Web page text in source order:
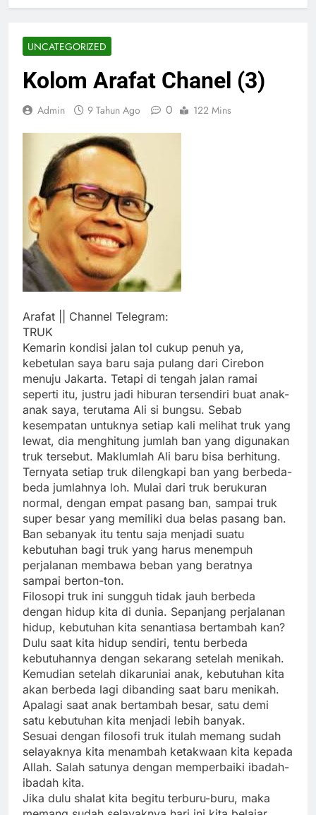
UNCATEGORIZED
Kolom Arafat Chanel (3)
Admin 9 Tahun Ago 0 122 Mins
Arafat || Channel Telegram:
TRUK
Kemarin kondisi jalan tol cukup penuh ya,
kebetulan saya baru saja pulang dari Cirebon
menuju Jakarta. Tetapi di tengah jalan ramai
seperti itu, justru jadi hiburan tersendiri buat anak-
anak saya, terutama Ali si bungsu. Sebab
kesempatan untuknya setiap kali melihat truk yang
lewat, dia menghitung jumlah ban yang digunakan
truk tersebut. Maklumlah Ali baru bisa berhitung.
Ternyata setiap truk dilengkapi ban yang berbeda-
beda jumlahnya loh. Mulai dari truk berukuran
normal, dengan empat pasang ban, sampai truk
super besar yang memiliki dua belas pasang ban.
Ban sebanyak itu tentu saja menjadi suatu
kebutuhan bagi truk yang harus menempuh
perjalanan membawa beban yang beratnya
sampai berton-ton.
Filosopi truk ini sungguh tidak jauh berbeda
dengan hidup kita di dunia. Sepanjang perjalanan
hidup, kebutuhan kita senantiasa bertambah kan?
Dulu saat kita hidup sendiri, tentu berbeda
kebutuhannya dengan sekarang setelah menikah.
Kemudian setelah dikaruniai anak, kebutuhan kita
akan berbeda lagi dibanding saat baru menikah.
Apalagi saat anak bertambah besar, satu demi
satu kebutuhan kita menjadi lebih banyak.
Sesuai dengan filosofi truk itulah memang sudah
selayaknya kita menambah ketakwaan kita kepada
Allah. Salah satunya dengan memperbaiki ibadah-
ibadah kita.
Jika dulu shalat kita begitu terburu-buru, maka